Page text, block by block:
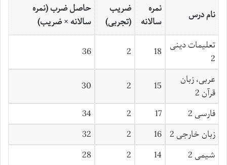
نام درس
نمره
سالانه
ضریب
(تجربی)
حاصل ضرب (نمره
سالانه × ضریب)
تعلیمات دینی
2
18
2
36
عربی، زبان
قرآن 2
15
2
30
فارسی 2 17
2
34
زبان خارجی 2
16
2
32
شیمی 2
14
2
28